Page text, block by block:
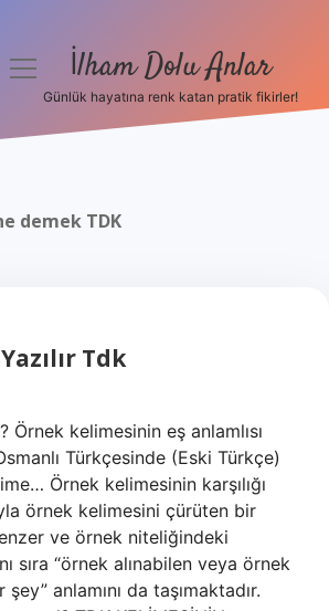
menüyü İlham Dolu Anlar
Günlük hayatına renk katan pratik fikirler!
demek TDK
Tdk
Örnek kelimesinin eş anlamlısı
Türkçesinde (Eski Türkçe)
Örnek kelimesinin karşılığı
örnek kelimesini çürüten bir
ve örnek niteliğindeki
sıra “örnek alınabilen veya örnek
anlamını da taşımaktadır.